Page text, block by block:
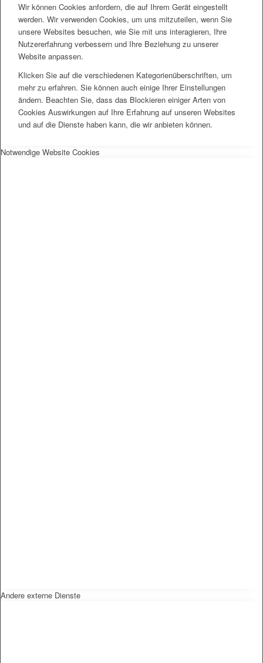
Wir können Cookies anfordern, die auf Ihrem Gerät eingestellt
werden. Wir verwenden Cookies, um uns mitzuteilen, wenn Sie
unsere Websites besuchen, wie Sie mit uns interagieren, Ihre
Nutzererfahrung verbessern und Ihre Beziehung zu unserer
Website anpassen.
Klicken Sie auf die verschiedenen Kategorienüberschriften, um
mehr zu erfahren. Sie können auch einige Ihrer Einstellungen
ändern. Beachten Sie, dass das Blockieren einiger Arten von
Cookies Auswirkungen auf Ihre Erfahrung auf unseren Websites
und auf die Dienste haben kann, die wir anbieten können.
Notwendige Website Cookies
Andere externe Dienste